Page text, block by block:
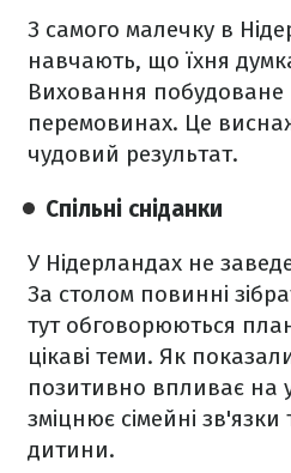
З самого малечку в
навчають, що їхня
Виховання побудоване
перемовинах. Це
чудовий результат.
Спільні сніданки
У Нідерландах не
За столом повинні
тут обговорюються
цікаві теми. Як
позитивно впливає на
зміцнює сімейні
дитини.